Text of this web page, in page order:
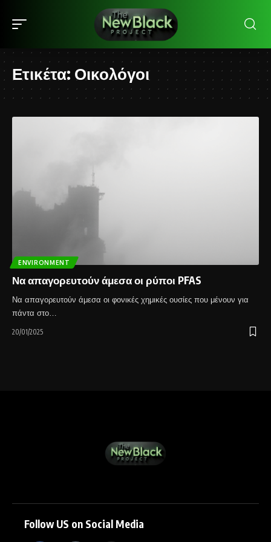
Ετικέτα: Οικολόγοι
ENVIRONMENT
Να απαγορευτούν άμεσα οι ρύποι PFAS
Να απαγορευτούν άμεσα οι φονικές χημικές ουσίες που μένουν για
πάντα στο…
20/01/2025
Follow US on Social Media